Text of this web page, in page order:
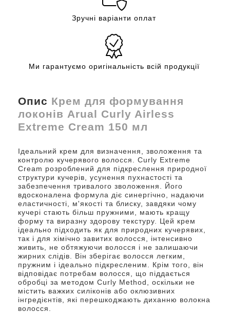
Зручні варіанти оплат
Ми гарантуємо оригінальність всій продукції
Опис Крем для формування
локонів Arual Curly Airless
Extreme Cream 150 мл
Ідеальний крем для визначення, зволоження та
контролю кучерявого волосся. Curly Extreme
Cream розроблений для підкреслення природної
структури кучерів, усунення пухнастості та
забезпечення тривалого зволоження. Його
вдосконалена формула діє синергічно, надаючи
еластичності, м'якості та блиску, завдяки чому
кучері стають більш пружними, мають кращу
форму та виразну здорову текстуру. Цей крем
ідеально підходить як для природних кучерявих,
так і для хімічно завитих волосся, інтенсивно
живить, не обтяжуючи волосся і не залишаючи
жирних слідів. Він зберігає волосся легким,
пружним і ідеально підкресленим. Крім того, він
відповідає потребам волосся, що піддається
обробці за методом Curly Method, оскільки не
містить важких силіконів або оклюзивних
інгредієнтів, які перешкоджають диханню волокна
волосся.